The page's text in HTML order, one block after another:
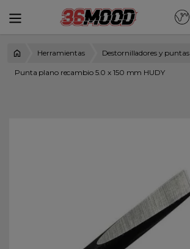
Herramientas Destornilladores y puntas
Punta plano recambio 5.0 x 150 mm HUDY